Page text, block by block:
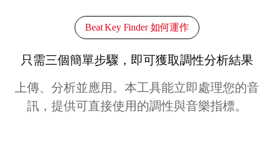
Beat Key Finder 如何運作
只需三個簡單步驟，即可獲取調性分析結果
上傳、分析並應用。本工具能立即處理您的音
訊，提供可直接使用的調性與音樂指標。